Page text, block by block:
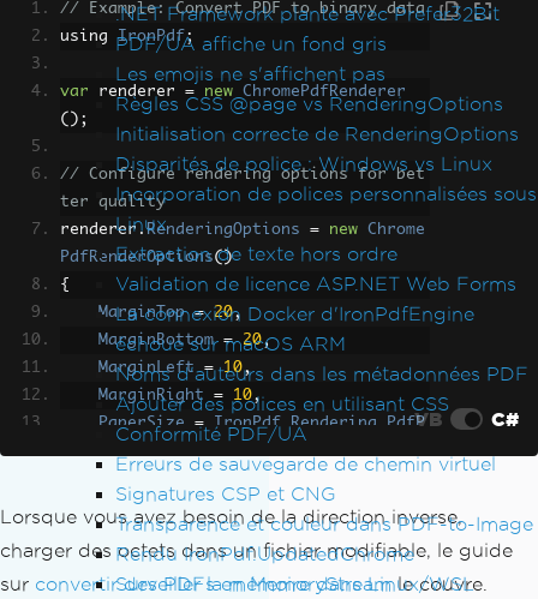
.NET Framework plante avec Prefer32Bit
PDF/UA affiche un fond gris
Les emojis ne s'affichent pas
Règles CSS @page vs RenderingOptions
Initialisation correcte de RenderingOptions
Disparités de police : Windows vs Linux
Incorporation de polices personnalisées sous
Linux
Extraction de texte hors ordre
Validation de licence ASP.NET Web Forms
La connexion Docker d'IronPdfEngine
échoue sur macOS ARM
Noms d'auteurs dans les métadonnées PDF
Ajouter des polices en utilisant CSS
Conformité PDF/UA
Erreurs de sauvegarde de chemin virtuel
Signatures CSP et CNG
Transparence et couleur dans PDF-to-Image
Rendu IronPdf.UpdatedChrome
Surveiller la mémoire dans Linux/WSL
// Example: Convert PDF to binary data
using IronPdf;
var renderer = new
ChromePdfRenderer
();
// Configure rendering options for bet
ter quality
renderer .RenderingOptions = new
Chrome
PdfRenderOptions()
{
MarginTop
= 20,
MarginBottom
= 20,
MarginLeft
= 10,
MarginRight
= 10,
PaperSize
= IronPdf .Rendering
PdfP
// Render content to PDF
PdfDocument pdf = renderer.RenderHtmlA
sPdf("<h1>Contract Document</h1>");
VB C#
Lorsque vous avez besoin de la direction inverse,
charger des octets dans un fichier modifiable, le guide
sur convertir des PDFs en MemoryStreamle couvre.